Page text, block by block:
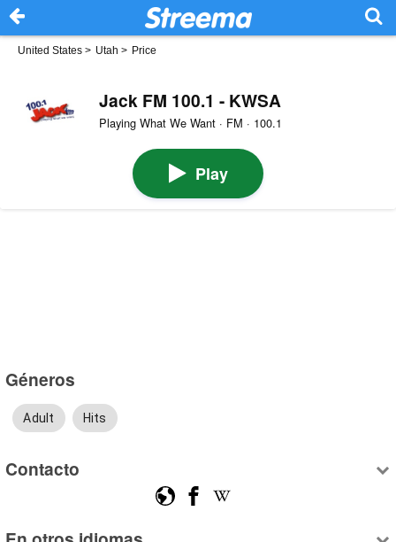
United States > Utah > Price
Jack FM 100.1 - KWSA
Playing What We Want · FM · 100.1
Play
Géneros
Adult Hits
Contacto